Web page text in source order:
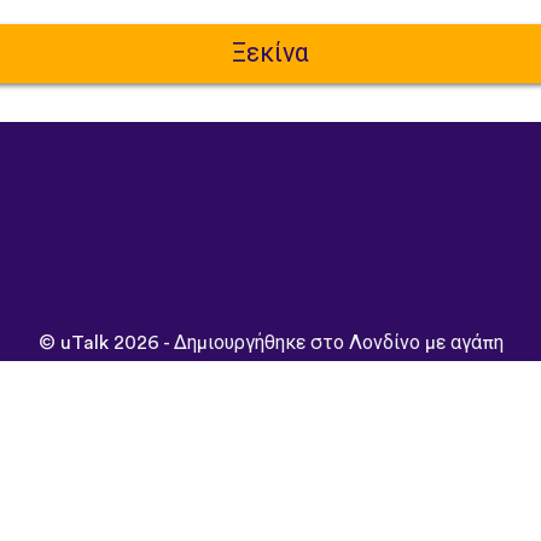
Ξεκίνα
© uTalk2026 - Δημιουργήθηκε στο Λονδίνο με αγάπη